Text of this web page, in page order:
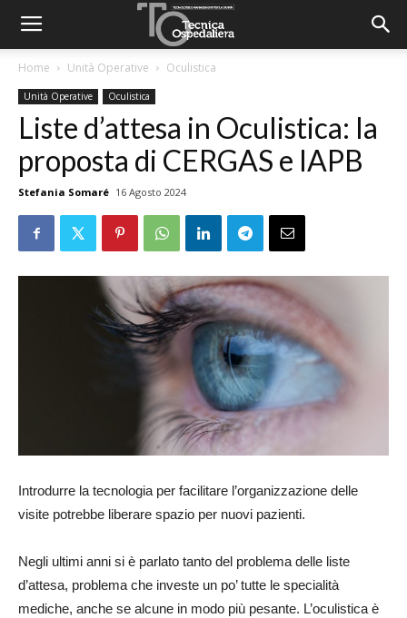
Home Unità Operative Oculistica
Unità Operative Oculistica
Liste d’attesa in Oculistica: la
proposta di CERGAS e IAPB
Stefania Somaré 16 Agosto 2024
Introdurre la tecnologia per facilitare l’organizzazione delle
visite potrebbe liberare spazio per nuovi pazienti.
Negli ultimi anni si è parlato tanto del problema delle liste
d’attesa, problema che investe un po’ tutte le specialità
mediche, anche se alcune in modo più pesante. L’oculistica è